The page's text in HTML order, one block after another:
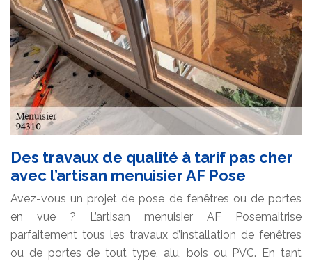
Des travaux de qualité à tarif pas cher
avec l’artisan menuisier AF Pose
Avez-vous un projet de pose de fenêtres ou de portes
en vue ? L’artisan menuisier AF Posemaitrise
parfaitement tous les travaux d’installation de fenêtres
ou de portes de tout type, alu, bois ou PVC. En tant